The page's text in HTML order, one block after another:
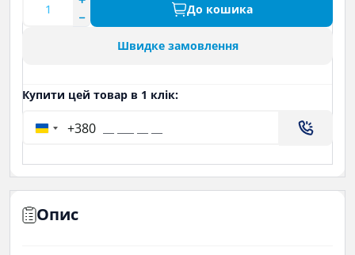
До кошика
Швидке замовлення
Купити цей товар в 1 клік:
+380
Опис